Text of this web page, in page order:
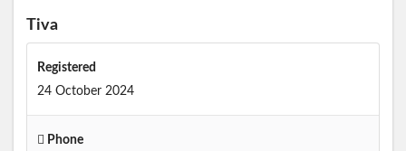
Tiva
Registered
24 October 2024
Phone